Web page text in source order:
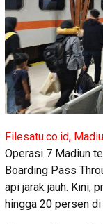
Filesatu.co.id,
Operasi 7 Madiun
Boarding Pass
api jarak jauh. Kini,
hingga 20 persen